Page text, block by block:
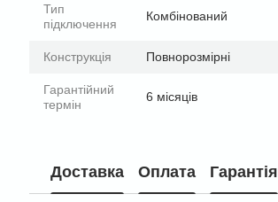
Тип
підключення
Комбінований
Конструкція Повнорозмірні
Гарантійний
термін
6 місяців
Доставка Оплата Гарантія